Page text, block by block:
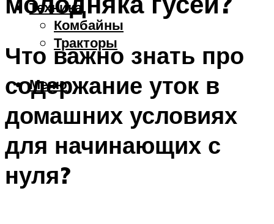
Техника
Комбайны
Тракторы
Меню
Что важно знать про
содержание уток в
домашних условиях
для начинающих с
нуля?